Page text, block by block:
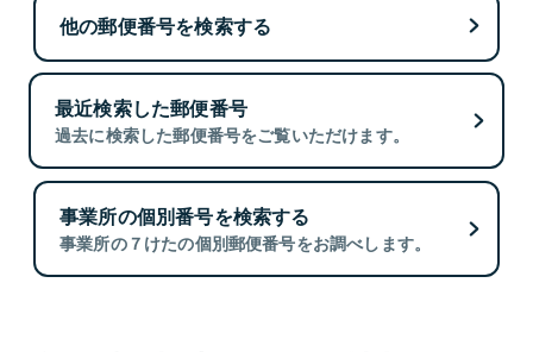
他の郵便番号を検索する
最近検索した郵便番号
過去に検索した郵便番号をご覧いただけます。
事業所の個別番号を検索する
事業所の７けたの個別郵便番号をお調べします。